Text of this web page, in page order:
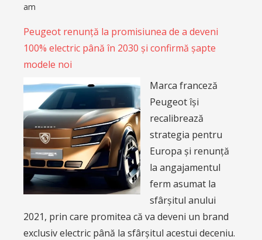
am
Peugeot renunță la promisiunea de a deveni
100% electric până în 2030 și confirmă șapte
modele noi
Marca franceză
Peugeot își
recalibrează
strategia pentru
Europa și renunță
la angajamentul
ferm asumat la
sfârșitul anului
2021, prin care promitea că va deveni un brand
exclusiv electric până la sfârșitul acestui deceniu.